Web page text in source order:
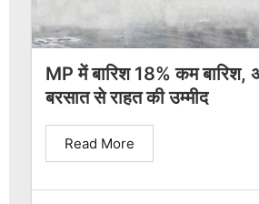
MP में बारिश 18% कम
बरसात से राहत की उम्मीद
Read More